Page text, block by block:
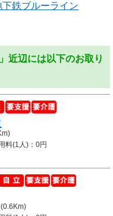
鉄ブルーライン
近辺には以下のお取り
料(1人)：0円